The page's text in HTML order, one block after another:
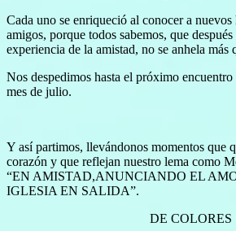
Cada uno se enriqueció al conocer a nuevos
amigos, porque todos sabemos, que
experiencia de la amistad, no se anhela más
Nos despedimos hasta el próximo
mes de julio.
Y así partimos, llevándonos momentos que
corazón y que reflejan nuestro lema como
“EN AMISTAD,ANUNCIANDO EL
IGLESIA EN SALIDA”.
DE COLORES